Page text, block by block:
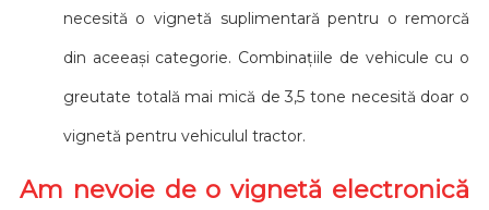
necesită o vignetă suplimentară pentru o remorcă
din aceeași categorie. Combinațiile de vehicule cu o
greutate totală mai mică de 3,5 tone necesită doar o
vignetă pentru vehiculul tractor.
Am nevoie de o vignetă electronică